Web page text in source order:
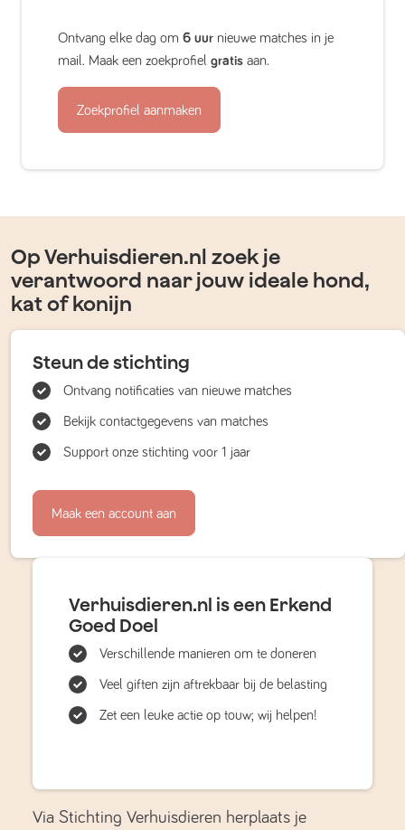
Ontvang elke dag om 6 uur nieuwe matches in je
mail. Maak een zoekprofiel gratis aan.
Zoekprofiel aanmaken
Op Verhuisdieren.nl zoek je
verantwoord naar jouw ideale hond,
kat of konijn
Steun de stichting
Ontvang notificaties van nieuwe matches
Bekijk contactgegevens van matches
Support onze stichting voor 1 jaar
Maak een account aan
Verhuisdieren.nl is een Erkend
Goed Doel
Verschillende manieren om te doneren
Veel giften zijn aftrekbaar bij de belasting
Zet een leuke actie op touw; wij helpen!
Via Stichting Verhuisdieren herplaats je